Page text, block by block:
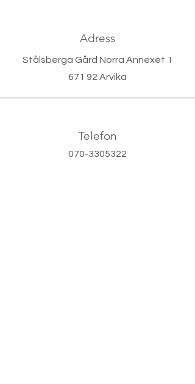
Adress
Stålsberga Gård Norra Annexet 1
671 92 Arvika
Telefon
070-3305322